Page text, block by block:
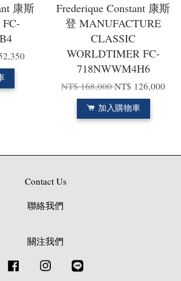
康斯
Frederique Constant 康斯
登 MANUFACTURE
CLASSIC
WORLDTIMER FC-
718NWWM4H6
NT$ 168,000NT$ 126,000
加入購物車
Contact Us
聯絡我們
關注我們
Facebook Instagram